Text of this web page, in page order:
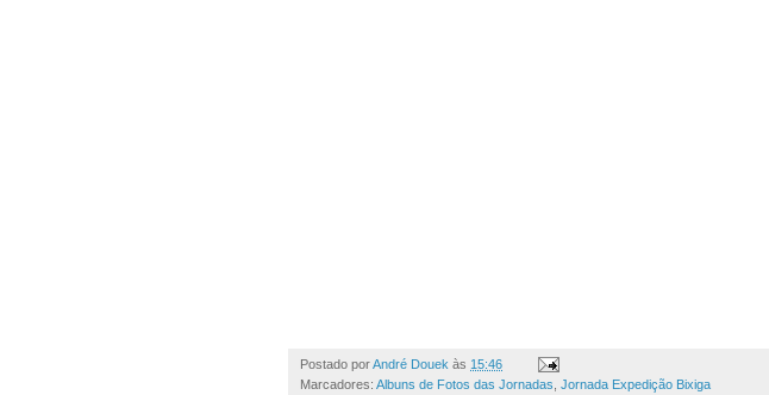
Postado porAndré Douek às 15:46
Marcadores: Albuns de Fotos das Jornadas Jornada Expedição Bixiga